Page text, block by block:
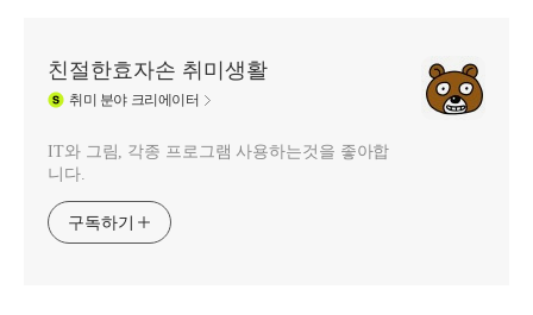
친절한효자손 취미생활
취미 분야 크리에이터
IT와 그림, 각종 프로그램 사용하는것을 좋아합
니다.
구독하기